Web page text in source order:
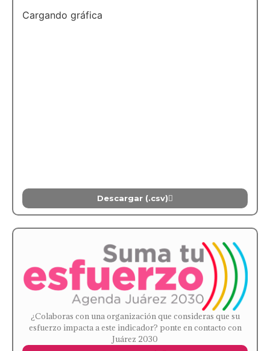
Cargando gráfica
Descargar (.csv)
¿Colaboras con una organización que consideras que su
esfuerzo impacta a este indicador? ponte en contacto con
Juárez 2030